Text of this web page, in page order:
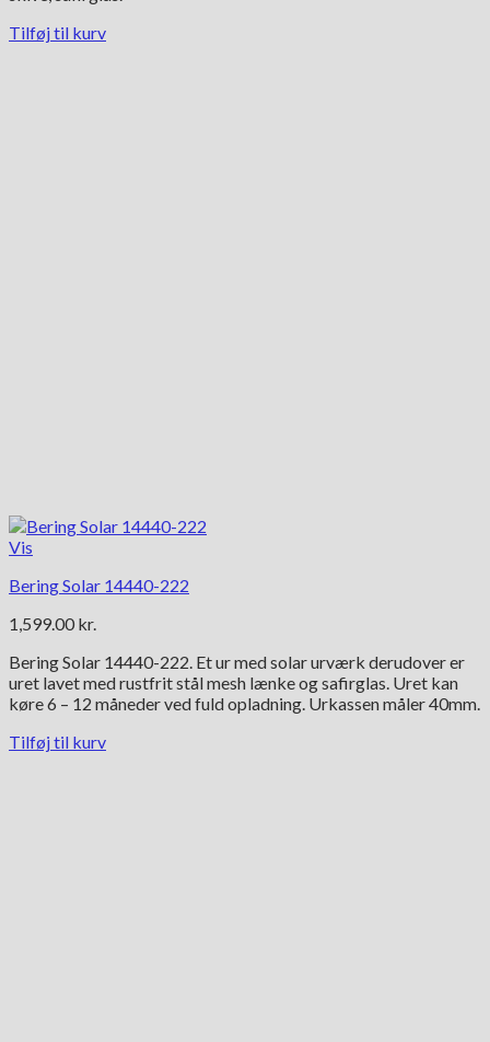
Tilføj til kurv
Vis
Bering Solar 14440-222
1,599.00 kr.
Bering Solar 14440-222. Et ur med solar urværk derudover er
uret lavet med rustfrit stål mesh lænke og safirglas. Uret kan
køre 6 – 12 måneder ved fuld opladning. Urkassen måler 40mm.
Tilføj til kurv